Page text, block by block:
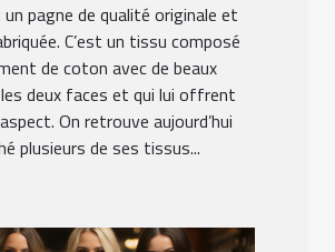
pagne de qualité originale et
C’est un tissu composé
de coton avec de beaux
deux faces et qui lui offrent
On retrouve aujourd’hui
plusieurs de ses tissus...